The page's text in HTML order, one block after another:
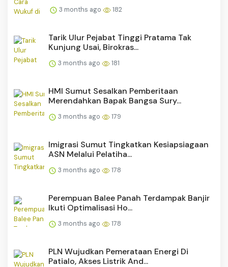
3 months ago 182
Tarik Ulur Pejabat Tinggi Pratama Tak
Kunjung Usai, Birokras...
3 months ago 181
HMI Sumut Sesalkan Pemberitaan
Merendahkan Bapak Bangsa Sury...
3 months ago 179
Imigrasi Sumut Tingkatkan Kesiapsiagaan
ASN Melalui Pelatiha...
3 months ago 178
Perempuan Balee Panah Terdampak Banjir
Ikuti Optimalisasi Ho...
3 months ago 178
PLN Wujudkan Pemerataan Energi Di
Patialo, Akses Listrik And...